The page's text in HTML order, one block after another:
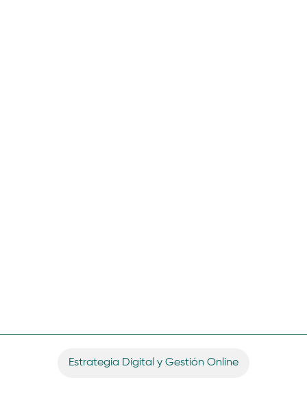
Estrategia Digital y Gestión Online